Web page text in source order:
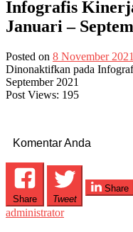
Infografis
Januari –
Posted on 8 November 2021
Dinonaktifkan pada
September 2021
Post Views: 195
Komentar Anda
Share Tweet
Share
administrator